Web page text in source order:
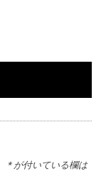
*が付いている欄は